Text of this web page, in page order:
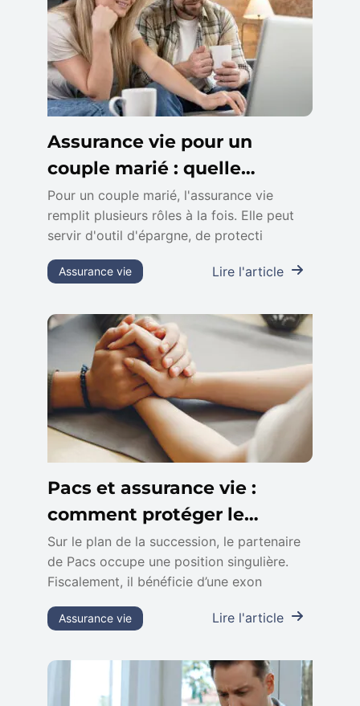
Assurance vie pour un
couple marié : quelle
stratégie adopter ?
Pour un couple marié, l'assurance vie
remplit plusieurs rôles à la fois. Elle peut
servir d'outil d'épargne, de protecti
Lire l'article
Assurance vie
Pacs et assurance vie :
comment protéger le
partenaire survivant
Sur le plan de la succession, le partenaire
de Pacs occupe une position singulière.
Fiscalement, il bénéficie d’une exon
Lire l'article
Assurance vie